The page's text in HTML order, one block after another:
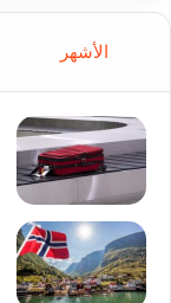
الأشهر